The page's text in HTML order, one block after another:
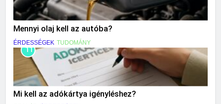
Mennyi olaj kell az autóba?
ÉRDESSÉGEK TUDOMÁNY
11
Mi kell az adókártya igényléshez?